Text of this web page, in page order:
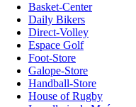
Basket-Center
Daily Bikers
Direct-Volley
Espace Golf
Foot-Store
Galope-Store
Handball-Store
House of Rugby